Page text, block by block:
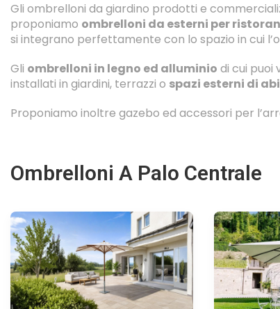
Gli ombrelloni da giardino prodotti e
proponiamo ombrelloni da esterni per
si integrano perfettamente con lo spazio in cui
Gli ombrelloni in legno ed alluminio di cui puoi
installati in giardini, terrazzi o spazi esterni di
Proponiamo inoltre gazebo ed accessori per
Ombrelloni A Palo Centrale